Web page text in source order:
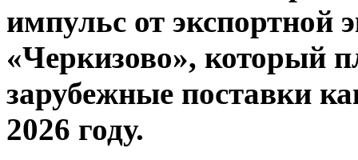
импульс от экспортной
«Черкизово», который
зарубежные поставки
2026 году.